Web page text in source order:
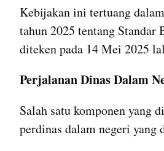
Kebijakan ini tertuang
tahun 2025 tentang Standar
diteken pada 14 Mei 2025
Perjalanan Dinas Dalam
Salah satu komponen yang
perdinas dalam negeri